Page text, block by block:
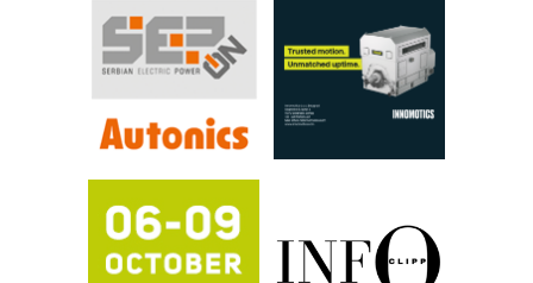
RILINEX kompanije Rittal
FANUC: Najbolje za vašu pametnu
automatizaciju
Efikasno upravljanje energijom
Automatizacija pakovanja · Display
Potpuna efikasnost bez složenih
sistema
Trajna oznaka kao dugoročna korist